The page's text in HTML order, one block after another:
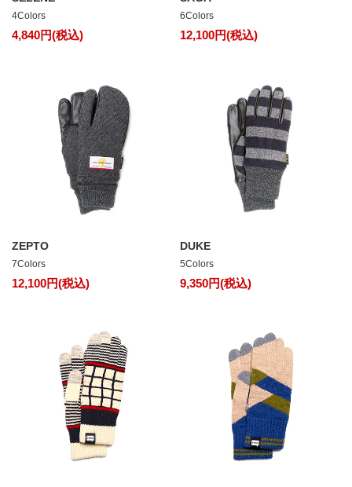
4Colors
4,840円(税込)
6Colors
12,100円(税込)
ZEPTO
7Colors
12,100円(税込)
DUKE
5Colors
9,350円(税込)